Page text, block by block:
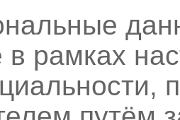
в рамках